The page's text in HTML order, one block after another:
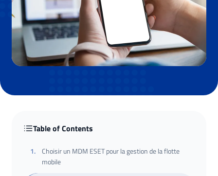
Table of Contents
1.
Choisir un MDM ESET pour la gestion de la flotte
mobile